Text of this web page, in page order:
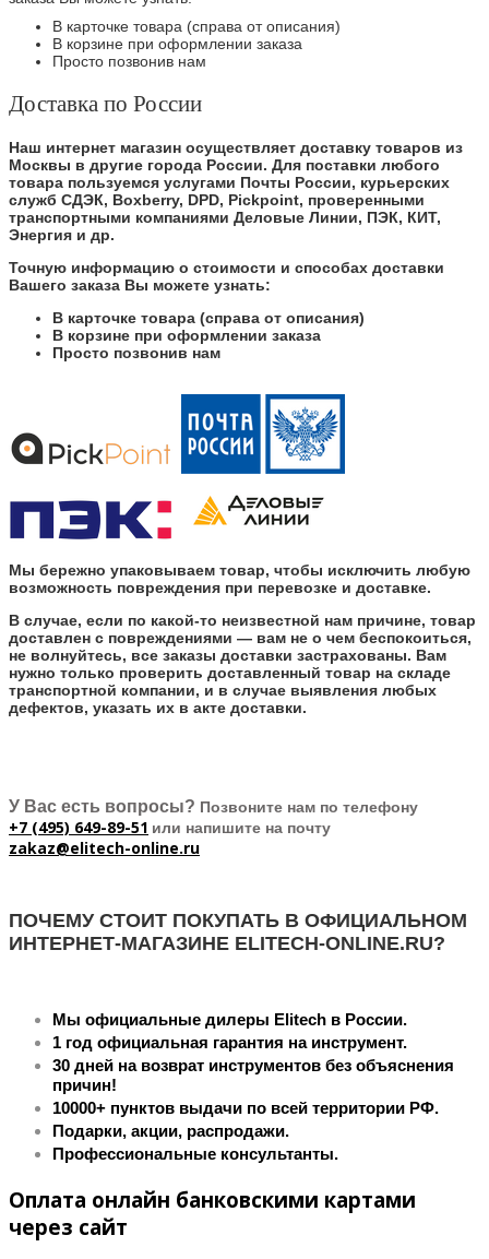
В карточке товара (справа от описания)
В корзине при оформлении заказа
Просто позвонив нам
Доставка по России
Наш интернет магазин осуществляет доставку товаров из
Москвы в другие города России. Для поставки любого
товара пользуемся услугами Почты России, курьерских
служб СДЭК, Boxberry, DPD, Pickpoint, проверенными
транспортными компаниями Деловые Линии, ПЭК, КИТ,
Энергия и др.
Точную информацию о стоимости и способах доставки
Вашего заказа Вы можете узнать:
В карточке товара (справа от описания)
В корзине при оформлении заказа
Просто позвонив нам
Мы бережно упаковываем товар, чтобы исключить любую
возможность повреждения при перевозке и доставке.
В случае, если по какой-то неизвестной нам причине, товар
доставлен с повреждениями — вам не о чем беспокоиться,
не волнуйтесь, все заказы доставки застрахованы. Вам
нужно только проверить доставленный товар на складе
транспортной компании, и в случае выявления любых
дефектов, указать их в акте доставки.
У Вас есть вопросы? Позвоните нам по телефону
+7 (495) 649-89-51 или напишите на почту
zakaz@elitech-online.ru
ПОЧЕМУ СТОИТ ПОКУПАТЬ В ОФИЦИАЛЬНОМ
ИНТЕРНЕТ-МАГАЗИНЕ ELITECH-ONLINE.RU?
Мы официальные дилеры Elitech в России.
1 год официальная гарантия на инструмент.
30 дней на возврат инструментов без объяснения
причин!
10000+ пунктов выдачи по всей территории РФ.
Подарки, акции, распродажи.
Профессиональные консультанты.
Оплата онлайн банковскими картами
через сайт